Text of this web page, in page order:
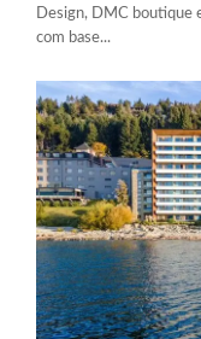
Design, DMC boutique
com base...